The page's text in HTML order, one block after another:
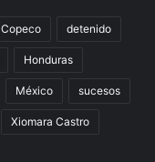
Copeco detenido
Honduras
México sucesos
Xiomara Castro